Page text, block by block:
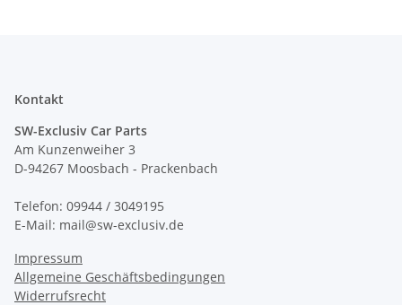
Kontakt
SW-Exclusiv Car Parts
Am Kunzenweiher 3
D-94267 Moosbach - Prackenbach
Telefon: 09944 / 3049195
E-Mail: mail@sw-exclusiv.de
Impressum
Allgemeine Geschäftsbedingungen
Widerrufsrecht